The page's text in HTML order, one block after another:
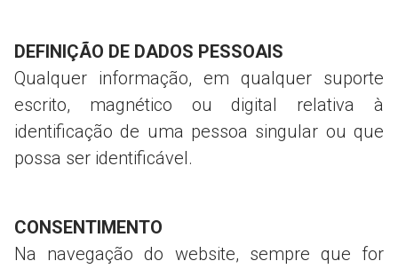
DEFINIÇÃO DE DADOS PESSOAIS
Qualquer informação, em qualquer suporte
escrito, magnético ou digital relativa à
identificação de uma pessoa singular ou que
possa ser identificável.
CONSENTIMENTO
Na navegação do website, sempre que for